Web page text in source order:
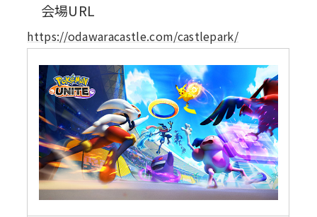
会場URL
https://odawaracastle.com/castlepark/